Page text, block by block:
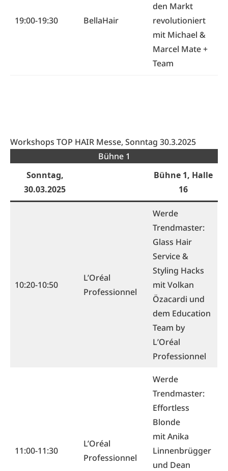
19:00-19:30 BellaHair
den Markt
revolutioniert
mit Michael &
Marcel Mate +
Team
Workshops TOP HAIR Messe, Sonntag 30.3.2025
Bühne 1
Sonntag,
30.03.2025
Bühne 1, Halle
16
10:20-10:50
L’Oréal
Professionnel
Werde
Trendmaster:
Glass Hair
Service &
Styling Hacks
mit Volkan
Özacardi und
dem Education
Team by
LʼOréal
Professionnel
11:00-11:30
L’Oréal
Professionnel
Werde
Trendmaster:
Effortless
Blonde
mit Anika
Linnenbrügger
und Dean